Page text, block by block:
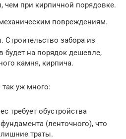
чем при кирпичной порядовке.
повреждениям.
забора из
будет на порядок дешевле,
камня, кирпича.
уж много:
требует обустройства
(ленточного), что
траты.